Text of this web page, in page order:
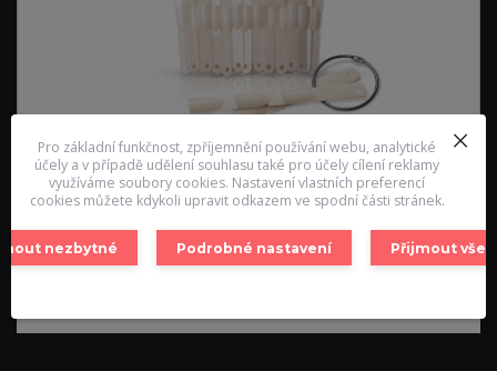
Pro základní funkčnost, zpříjemnění používání webu, analytické
účely a v případě udělení souhlasu také pro účely cílení reklamy
využíváme soubory cookies. Nastavení vlastních preferencí
cookies můžete kdykoli upravit odkazem ve spodní části stránek.
nezbytné Podrobné nastavení Přijmout